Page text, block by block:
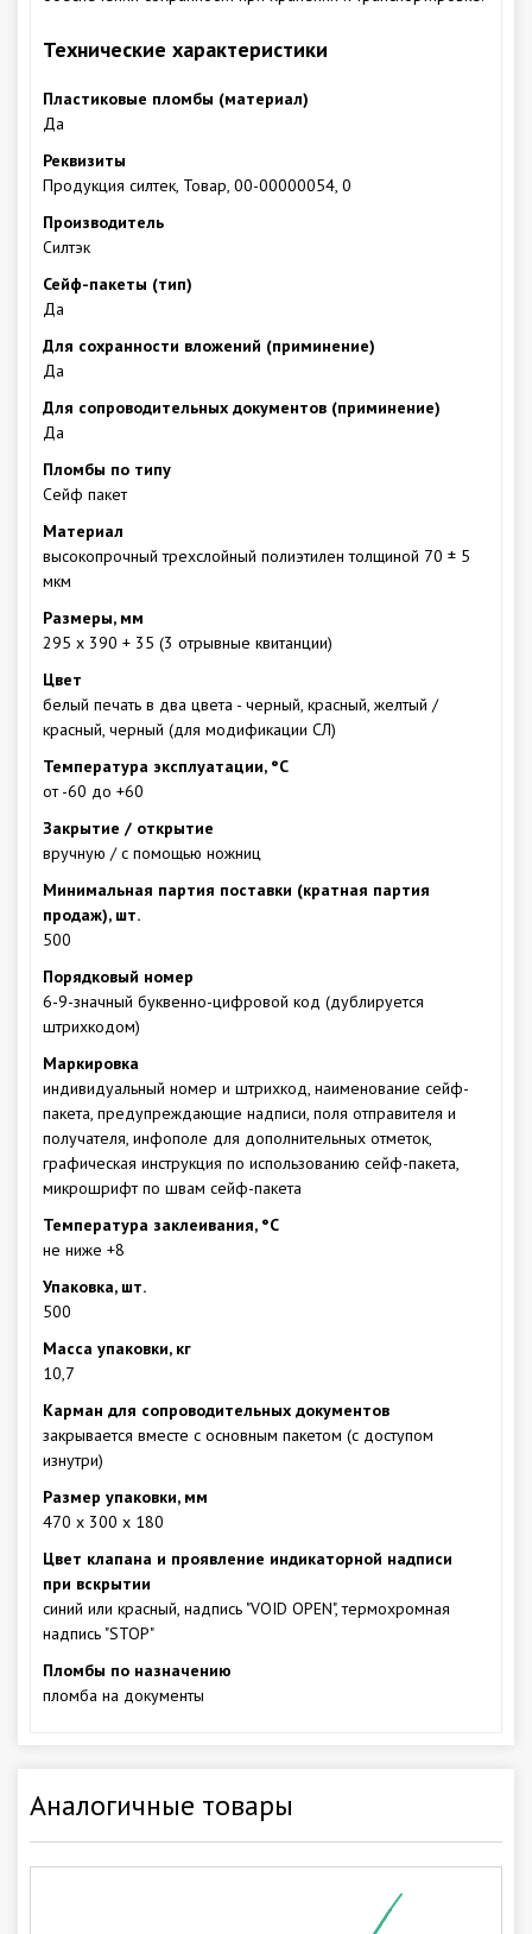
Технические характеристики
Пластиковые пломбы (материал)
Да
Реквизиты
Продукция силтек, Товар, 00-00000054, 0
Производитель
Силтэк
Сейф-пакеты (тип)
Да
Для сохранности вложений (приминение)
Да
Для сопроводительных документов (приминение)
Да
Пломбы по типу
Сейф пакет
Материал
высокопрочный трехслойный полиэтилен толщиной 70 ± 5
мкм
Размеры, мм
295 х 390 + 35 (3 отрывные квитанции)
Цвет
белый печать в два цвета - черный, красный, желтый /
красный, черный (для модификации СЛ)
Температура эксплуатации, °С
от -60 до +60
Закрытие / открытие
вручную / с помощью ножниц
Минимальная партия поставки (кратная партия
продаж), шт.
500
Порядковый номер
6-9-значный буквенно-цифровой код (дублируется
штрихкодом)
Маркировка
индивидуальный номер и штрихкод, наименование сейф-
пакета, предупреждающие надписи, поля отправителя и
получателя, инфополе для дополнительных отметок,
графическая инструкция по использованию сейф-пакета,
микрошрифт по швам сейф-пакета
Температура заклеивания, °С
не ниже +8
Упаковка, шт.
500
Масса упаковки, кг
10,7
Карман для сопроводительных документов
закрывается вместе с основным пакетом (с доступом
изнутри)
Размер упаковки, мм
470 х 300 х 180
Цвет клапана и проявление индикаторной надписи
при вскрытии
синий или красный, надпись "VOID OPEN", термохромная
надпись "STOP"
Пломбы по назначению
пломба на документы
Аналогичные товары